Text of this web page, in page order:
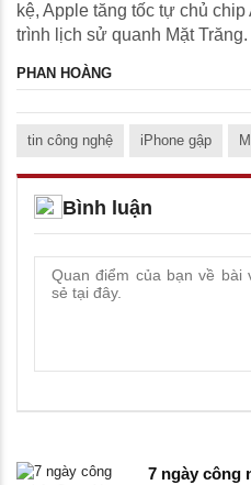
kệ, Apple tăng tốc tự chủ
trình lịch sử quanh Mặt Trăng.
PHAN HOÀNG
tin công nghệ iPhone gập
Bình luận
7 ngày công